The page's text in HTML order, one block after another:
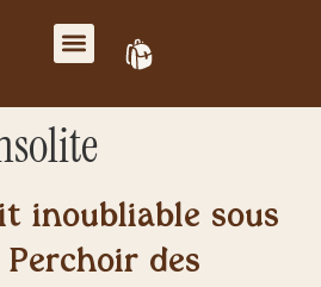
inoubliable sous
des